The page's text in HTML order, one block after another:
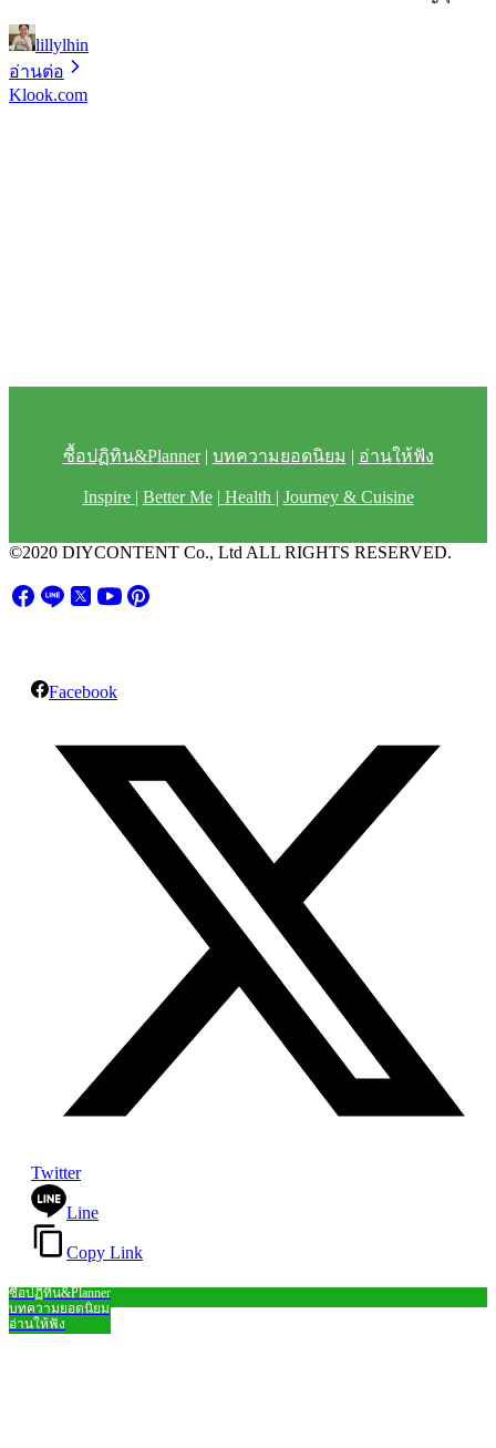
lillylhin
อ่านต่อ
Klook.com
ซื้อปฏิทิน&Planner| บทความยอดนิยม | อ่านให้ฟัง
Inspire | Better Me| Health | Journey & Cuisine
©2020 DIYCONTENT Co., Ltd ALL RIGHTS RESERVED.
Facebook
Twitter
Line
Copy Link
ซื้อปฏิทิน&Planner
บทความยอดนิยม
อ่านให้ฟัง
Close